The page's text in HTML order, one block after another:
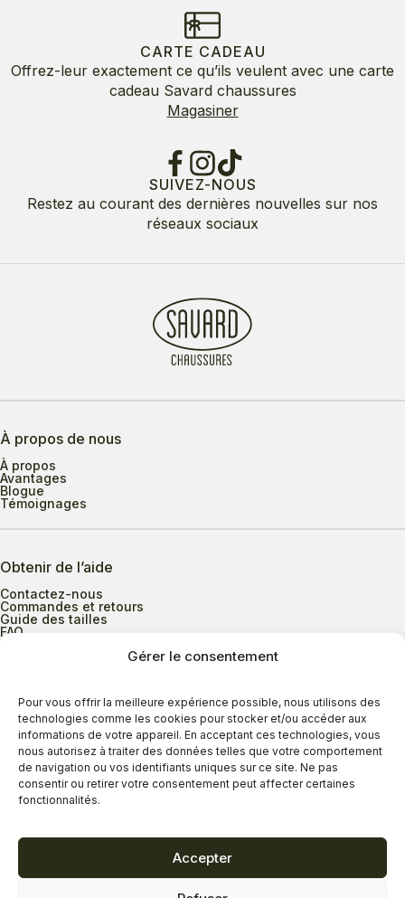
Gérer le consentement
Pour vous offrir la meilleure expérience possible, nous utilisons des
technologies comme les cookies pour stocker et/ou accéder aux
informations de votre appareil. En acceptant ces technologies, vous
nous autorisez à traiter des données telles que votre comportement
de navigation ou vos identifiants uniques sur ce site. Ne pas
consentir ou retirer votre consentement peut affecter certaines
fonctionnalités.
Accepter
CARTE CADEAU
Offrez-leur exactement ce qu’ils veulent avec une carte
cadeau Savard chaussures
Magasiner
SUIVEZ-NOUS
Restez au courant des dernières nouvelles sur nos
réseaux sociaux
À propos de nous
À propos
Avantages
Blogue
Témoignages
Obtenir de l’aide
Contactez-nous
Commandes et retours
Guide des tailles
FAQ
Heures d’ouverture
Lundi au mercredi
9h00 à 17h30
Jeudi
9h00 à 20h00
Vendredi
9h00 à 18h00
Dimanche
11h00 à 16h30